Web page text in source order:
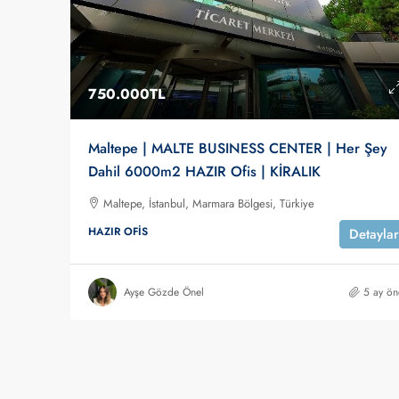
750.000TL
Maltepe | MALTE BUSINESS CENTER | Her Şey
Dahil 6000m2 HAZIR Ofis | KİRALIK
Maltepe, İstanbul, Marmara Bölgesi, Türkiye
HAZIR OFIS Detaylar
Ayşe Gözde Önel 5 ay